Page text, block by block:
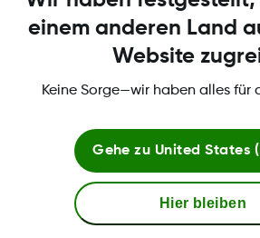
Wie können wir Ihnen
Über Dexcom
einem anderen Land
Website
Keine Sorge—wir haben alles für
Gehe zu United States
Hier bleiben